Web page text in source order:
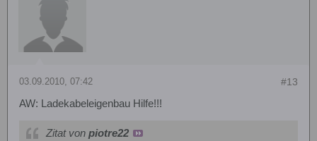
#13
03.09.2010, 07:42
AW: Ladekabeleigenbau Hilfe!!!
Zitat von piotre22